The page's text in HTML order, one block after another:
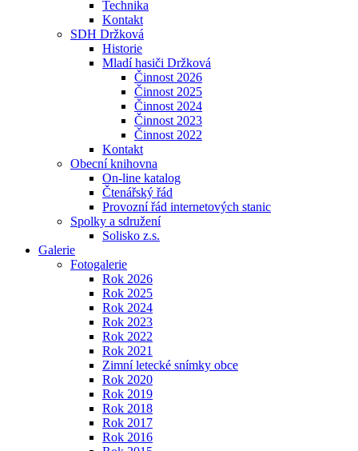
Technika
Kontakt
SDH Držková
Historie
Mladí hasiči Držková
Činnost 2026
Činnost 2025
Činnost 2024
Činnost 2023
Činnost 2022
Kontakt
Obecní knihovna
On-line katalog
Čtenářský řád
Provozní řád internetových stanic
Spolky a sdružení
Solisko z.s.
Galerie
Fotogalerie
Rok 2026
Rok 2025
Rok 2024
Rok 2023
Rok 2022
Rok 2021
Zimní letecké snímky obce
Rok 2020
Rok 2019
Rok 2018
Rok 2017
Rok 2016